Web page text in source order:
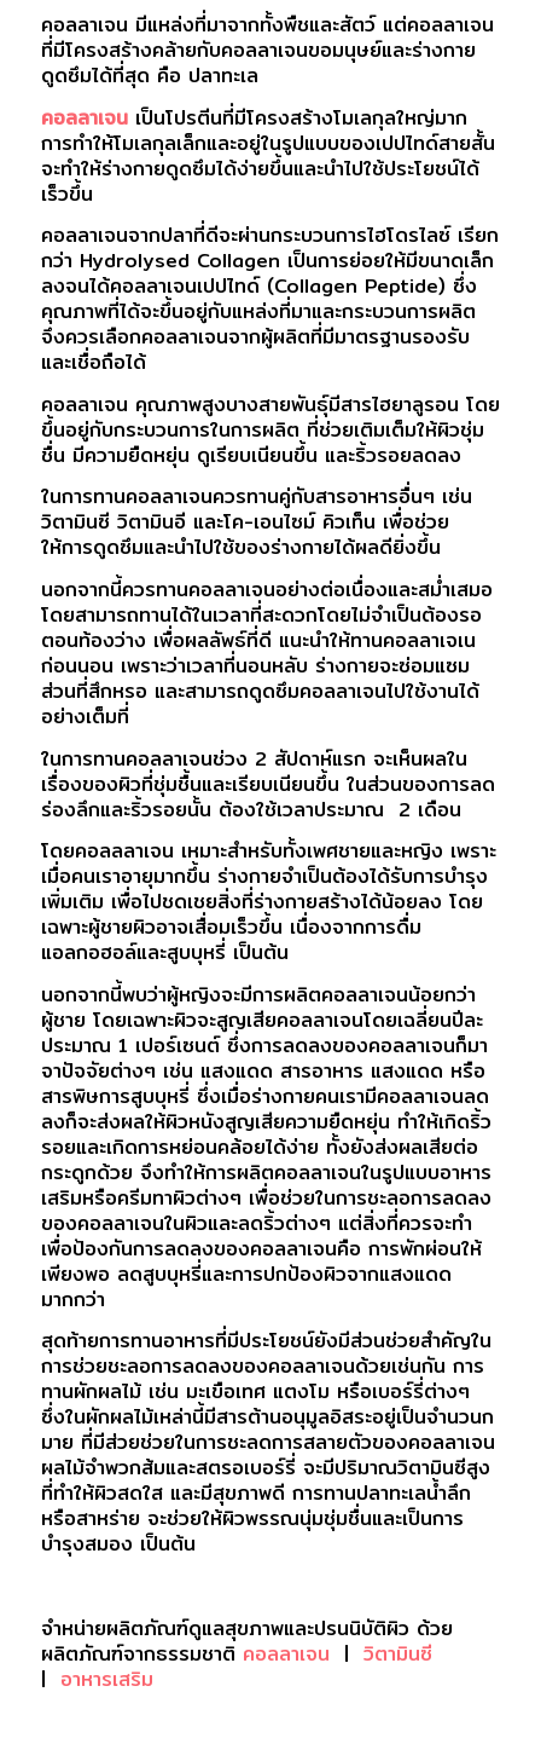
คอลลาเจน มีแหล่งที่มาจากทั้งพืชและสัตว์ แต่คอลลาเจน
ที่มีโครงสร้างคล้ายกับคอลลาเจนขอมนุษย์และร่างกาย
ดูดซึมได้ที่สุด คือ ปลาทะเล
คอลลาเจนเป็นโปรตีนที่มีโครงสร้างโมเลกุลใหญ่มาก
การทำให้โมเลกุลเล็กและอยู่ในรูปแบบของเปปไทด์สายสั้น
จะทำให้ร่างกายดูดซึมได้ง่ายขึ้นและนำไปใช้ประโยชน์ได้
เร็วขึ้น
คอลลาเจนจากปลาที่ดีจะผ่านกระบวนการไฮโดรไลซ์ เรียก
กว่า Hydrolysed Collagen เป็นการย่อยให้มีขนาดเล็ก
ลงจนได้คอลลาเจนเปปไทด์ (Collagen Peptide) ซึ่ง
คุณภาพที่ได้จะขึ้นอยู่กับแหล่งที่มาและกระบวนการผลิต
จึงควรเลือกคอลลาเจนจากผู้ผลิตที่มีมาตรฐานรองรับ
และเชื่อถือได้
คอลลาเจน คุณภาพสูงบางสายพันธุ์มีสารไฮยาลูรอน โดย
ขึ้นอยู่กับกระบวนการในการผลิต ที่ช่วยเติมเต็มให้ผิวชุ่ม
ชื่น มีความยืดหยุ่น ดูเรียบเนียนขึ้น และริ้วรอยลดลง
ในการทานคอลลาเจนควรทานคู่กับสารอาหารอื่นๆ เช่น
วิตามินซี วิตามินอี และโค-เอนไซม์ คิวเท็น เพื่อช่วย
ให้การดูดซึมและนำไปใช้ของร่างกายได้ผลดียิ่งขึ้น
นอกจากนี้ควรทานคอลลาเจนอย่างต่อเนื่องและสม่ำเสมอ
โดยสามารถทานได้ในเวลาที่สะดวกโดยไม่จำเป็นต้องรอ
ตอนท้องว่าง เพื่อผลลัพธ์ที่ดี แนะนำให้ทานคอลลาเจเน
ก่อนนอน เพราะว่าเวลาที่นอนหลับ ร่างกายจะซ่อมแซม
ส่วนที่สึกหรอ และสามารถดูดซึมคอลลาเจนไปใช้งานได้
อย่างเต็มที่
ในการทานคอลลาเจนช่วง 2 สัปดาห์แรก จะเห็นผลใน
เรื่องของผิวที่ชุ่มชื้นและเรียบเนียนขึ้น ในส่วนของการลด
ร่องลึกและริ้วรอยนั้น ต้องใช้เวลาประมาณ 2 เดือน
โดยคอลลลาเจน เหมาะสำหรับทั้งเพศชายและหญิง เพราะ
เมื่อคนเราอายุมากขึ้น ร่างกายจำเป็นต้องได้รับการบำรุง
เพิ่มเติม เพื่อไปชดเชยสิ่งที่ร่างกายสร้างได้น้อยลง โดย
เฉพาะผู้ชายผิวอาจเสื่อมเร็วขึ้น เนื่องจากการดื่ม
แอลกอฮอล์และสูบบุหรี่ เป็นต้น
นอกจากนี้พบว่าผู้หญิงจะมีการผลิตคอลลาเจนน้อยกว่า
ผู้ชาย โดยเฉพาะผิวจะสูญเสียคอลลาเจนโดยเฉลี่ยนปีละ
ประมาณ 1 เปอร์เซนต์ ซึ่งการลดลงของคอลลาเจนก็มา
จาปัจจัยต่างๆ เช่น แสงแดด สารอาหาร แสงแดด หรือ
สารพิษการสูบบุหรี่ ซึ่งเมื่อร่างกายคนเรามีคอลลาเจนลด
ลงก็จะส่งผลให้ผิวหนังสูญเสียความยืดหยุ่น ทำให้เกิดริ้ว
รอยและเกิดการหย่อนคล้อยได้ง่าย ทั้งยังส่งผลเสียต่อ
กระดูกด้วย จึงทำให้การผลิตคอลลาเจนในรูปแบบอาหาร
เสริมหรือครีมทาผิวต่างๆ เพื่อช่วยในการชะลอการลดลง
ของคอลลาเจนในผิวและลดริ้วต่างๆ แต่สิ่งที่ควรจะทำ
เพื่อป้องกันการลดลงของคอลลาเจนคือ การพักผ่อนให้
เพียงพอ ลดสูบบุหรี่และการปกป้องผิวจากแสงแดด
มากกว่า
สุดท้ายการทานอาหารที่มีประโยชน์ยังมีส่วนช่วยสำคัญใน
การช่วยชะลอการลดลงของคอลลาเจนด้วยเช่นกัน การ
ทานผักผลไม้ เช่น มะเขือเทศ แตงโม หรือเบอร์รี่ต่างๆ
ซึ่งในผักผลไม้เหล่านี้มีสารต้านอนุมูลอิสระอยู่เป็นจำนวนก
มาย ที่มีส่วยช่วยในการชะลดการสลายตัวของคอลลาเจน
ผลไม้จำพวกส้มและสตรอเบอร์รี่ จะมีปริมาณวิตามินซีสูง
ที่ทำให้ผิวสดใส และมีสุขภาพดี การทานปลาทะเลน้ำลึก
หรือสาหร่าย จะช่วยให้ผิวพรรณนุ่มชุ่มชื่นและเป็นการ
บำรุงสมอง เป็นต้น
จำหน่ายผลิตภัณฑ์ดูแลสุขภาพและปรนนิบัติผิว ด้วย
ผลิตภัณฑ์จากธรรมชาติ คอลลาเจน | วิตามินซี
| อาหารเสริม